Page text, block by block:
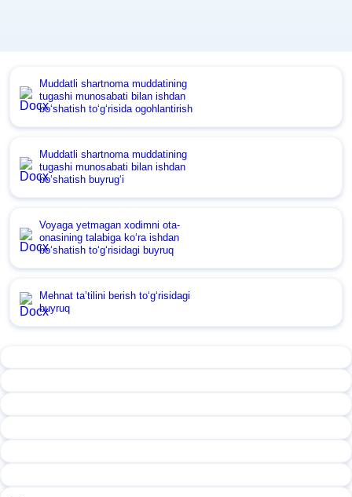
Muddatli shartnoma muddatining
tugashi munosabati bilan ishdan
boʻshatish toʻgʻrisida ogohlantirish
Muddatli shartnoma muddatining
tugashi munosabati bilan ishdan
boʻshatish buyrugʻi
Voyaga yetmagan хodimni ota-
onasining talabiga koʻra ishdan
boʻshatish toʻgʻrisidagi buyruq
Mehnat ta’tilini berish toʻgʻrisidagi
buyruq